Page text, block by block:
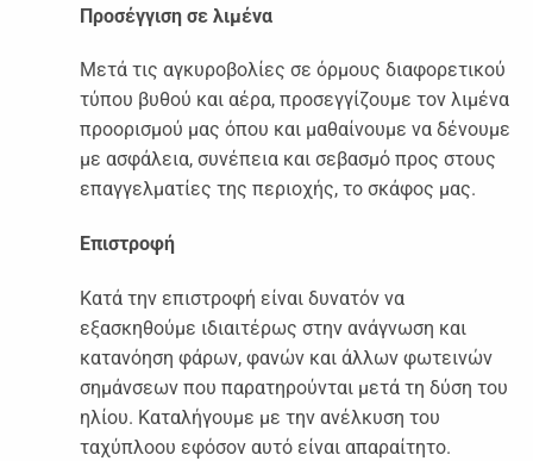
Προσέγγιση σε λιμένα
Μετά τις αγκυροβολίες σε όρμους διαφορετικού
τύπου βυθού και αέρα, προσεγγίζουμε τον λιμένα
προορισμού μας όπου και μαθαίνουμε να δένουμε
με ασφάλεια, συνέπεια και σεβασμό προς στους
επαγγελματίες της περιοχής, το σκάφος μας.
Επιστροφή
Κατά την επιστροφή είναι δυνατόν να
εξασκηθούμε ιδιαιτέρως στην ανάγνωση και
κατανόηση φάρων, φανών και άλλων φωτεινών
σημάνσεων που παρατηρούνται μετά τη δύση του
ηλίου. Καταλήγουμε με την ανέλκυση του
ταχύπλοου εφόσον αυτό είναι απαραίτητο.